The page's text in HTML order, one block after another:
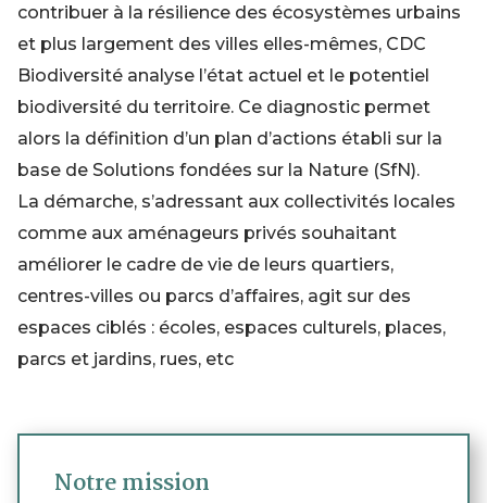
contribuer à la résilience des écosystèmes urbains
et plus largement des villes elles-mêmes, CDC
Biodiversité analyse l’état actuel et le potentiel
biodiversité du territoire. Ce diagnostic permet
alors la définition d’un plan d’actions établi sur la
base de Solutions fondées sur la Nature (SfN).
La démarche, s’adressant aux collectivités locales
comme aux aménageurs privés souhaitant
améliorer le cadre de vie de leurs quartiers,
centres-villes ou parcs d’affaires, agit sur des
espaces ciblés : écoles, espaces culturels, places,
parcs et jardins, rues, etc
Notre mission